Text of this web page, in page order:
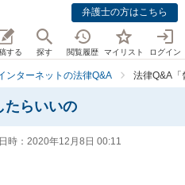
弁護士の方はこちら
する 探す 閲覧履歴 マイリスト ログイン
ンターネットの法律Q&A 法律Q&A「
たらいいの
時： 2020年12月8日 00:11